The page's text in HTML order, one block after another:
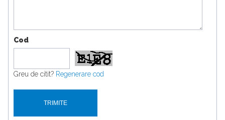
Cod
Greu de citit? Regenerare cod